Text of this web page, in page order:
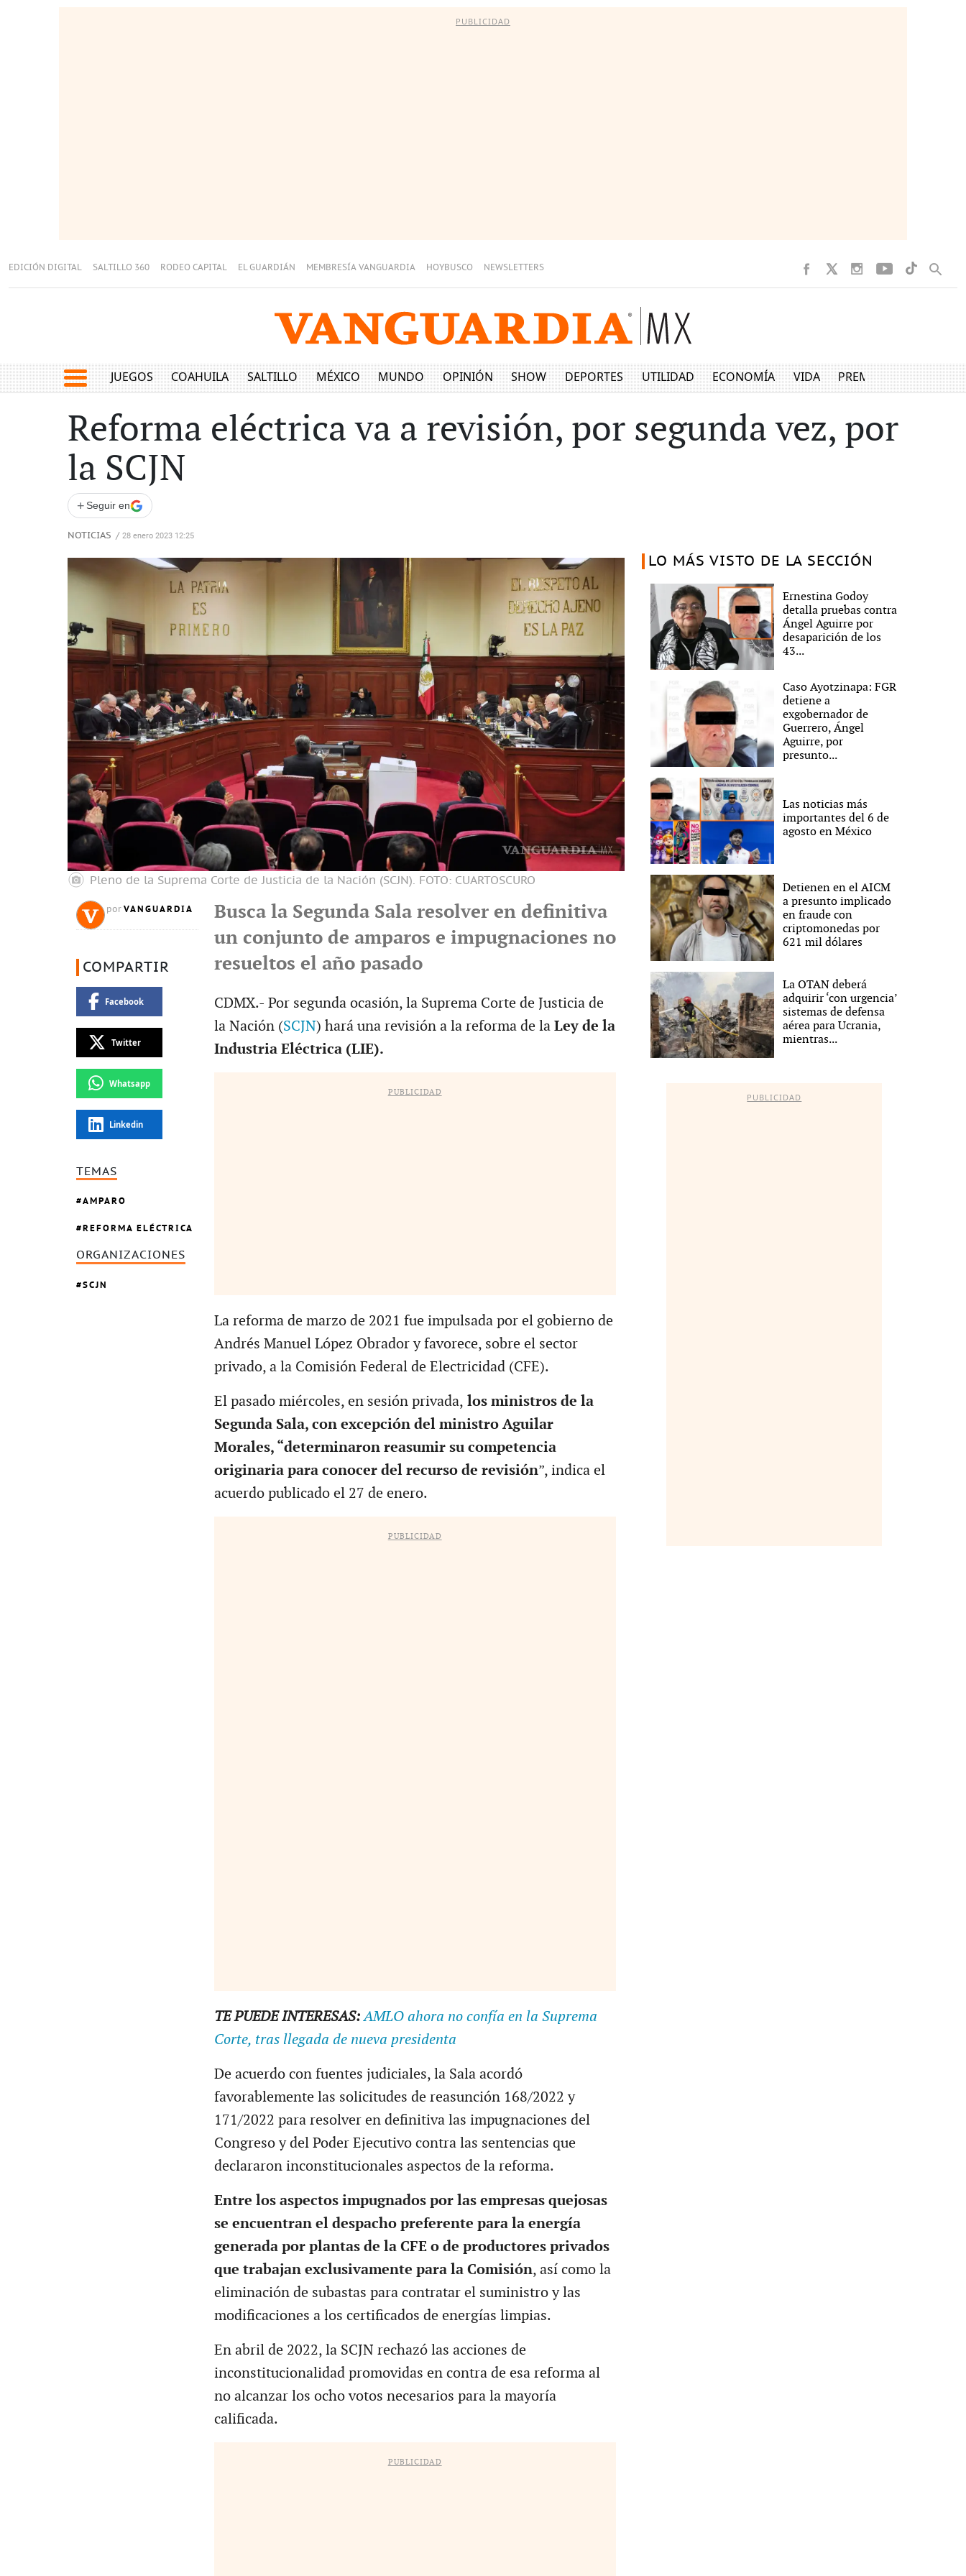
PUBLICIDAD
EDICIÓN DIGITAL SALTILLO 360 RODEO CAPITAL EL GUARDIÁN MEMBRESÍA VANGUARDIA HOYBUSCO NEWSLETTERS
JUEGOS COAHUILA SALTILLO MÉXICO MUNDO OPINIÓN SHOW DEPORTES UTILIDAD ECONOMÍA VIDA PREMIUM
Reforma eléctrica va a revisión, por segunda vez, por
la SCJN
+ Seguir en
NOTICIAS / 28 enero 2023 12:25
Pleno de la Suprema Corte de Justicia de la Nación (SCJN). FOTO: CUARTOSCURO
por VANGUARDIA
COMPARTIR
Facebook
Twitter
Whatsapp
Linkedin
TEMAS
AMPARO
REFORMA ELÉCTRICA
ORGANIZACIONES
SCJN
Busca la Segunda Sala resolver en definitiva
un conjunto de amparos e impugnaciones no
resueltos el año pasado
CDMX.- Por segunda ocasión, la Suprema Corte de Justicia de
la Nación (SCJN) hará una revisión a la reforma de la Ley de la
Industria Eléctrica (LIE).
PUBLICIDAD
La reforma de marzo de 2021 fue impulsada por el gobierno de
Andrés Manuel López Obrador y favorece, sobre el sector
privado, a la Comisión Federal de Electricidad (CFE).
El pasado miércoles, en sesión privada, los ministros de la
Segunda Sala, con excepción del ministro Aguilar
Morales, “determinaron reasumir su competencia
originaria para conocer del recurso de revisión”, indica el
acuerdo publicado el 27 de enero.
PUBLICIDAD
TE PUEDE INTERESAS: AMLO ahora no confía en la Suprema
Corte, tras llegada de nueva presidenta
De acuerdo con fuentes judiciales, la Sala acordó
favorablemente las solicitudes de reasunción 168/2022 y
171/2022 para resolver en definitiva las impugnaciones del
Congreso y del Poder Ejecutivo contra las sentencias que
declararon inconstitucionales aspectos de la reforma.
Entre los aspectos impugnados por las empresas quejosas
se encuentran el despacho preferente para la energía
generada por plantas de la CFE o de productores privados
que trabajan exclusivamente para la Comisión, así como la
eliminación de subastas para contratar el suministro y las
modificaciones a los certificados de energías limpias.
En abril de 2022, la SCJN rechazó las acciones de
inconstitucionalidad promovidas en contra de esa reforma al
no alcanzar los ocho votos necesarios para la mayoría
calificada.
PUBLICIDAD
LO MÁS VISTO DE LA SECCIÓN
Ernestina Godoy
detalla pruebas contra
Ángel Aguirre por
desaparición de los
43...
Caso Ayotzinapa: FGR
detiene a
exgobernador de
Guerrero, Ángel
Aguirre, por
presunto...
Las noticias más
importantes del 6 de
agosto en México
Detienen en el AICM
a presunto implicado
en fraude con
criptomonedas por
621 mil dólares
La OTAN deberá
adquirir ‘con urgencia’
sistemas de defensa
aérea para Ucrania,
mientras...
PUBLICIDAD